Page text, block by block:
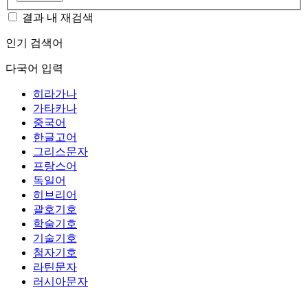
결과 내 재검색
인기 검색어
다국어 입력
히라가나
가타카나
중국어
한글고어
그리스문자
프랑스어
독일어
히브리어
괄호기호
학술기호
기술기호
첨자기호
라틴문자
러시아문자